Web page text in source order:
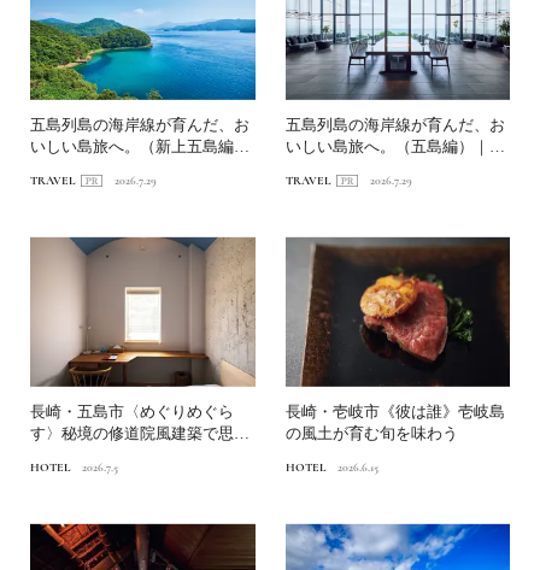
五島列島の海岸線が育んだ、お
いしい島旅へ。（新上五島編）
TRAVEL 2026.7.29
五島列島の海岸線が育んだ、お
いしい島旅へ。（五島編）｜
TRAVEL 2026.7.29
長崎・五島市〈めぐりめぐら
す〉秘境の修道院風建築で思索
HOTEL 2026.7.5
長崎・壱岐市《彼は誰》壱岐島
の風土が育む旬を味わう
HOTEL 2026.6.15